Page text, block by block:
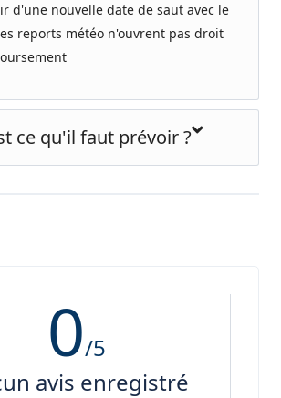
d'une nouvelle date de saut avec le
reports météo n'ouvrent pas droit
ce qu'il faut prévoir ?
0/5
avis enregistré